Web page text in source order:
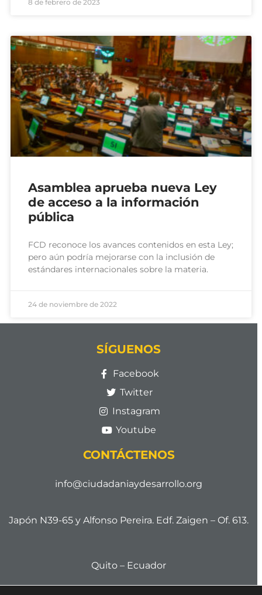
8 de febrero de 2023
Asamblea aprueba nueva Ley
de acceso a la información
pública
FCD reconoce los avances contenidos en esta Ley;
pero aún podría mejorarse con la inclusión de
estándares internacionales sobre la materia.
24 de noviembre de 2022
SÍGUENOS
Facebook
Twitter
Instagram
Youtube
CONTÁCTENOS
info@ciudadaniaydesarrollo.org
Japón N39-65 y Alfonso Pereira. Edf. Zaigen – Of. 613.
Quito – Ecuador